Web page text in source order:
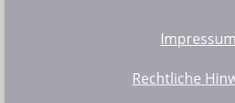
Impressum
Rechtliche